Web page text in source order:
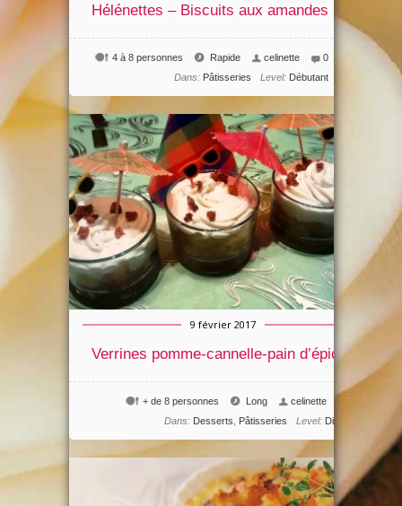
Hélénettes – Biscuits aux amandes
0
celinette
Rapide
4 à 8 personnes
Level: Débutant
Dans: Pâtisseries
9 février 2017
Verrines pomme-cannelle-pain d’épices
celinette
Long
+ de 8 personnes
Level: Difficile
Dans: Desserts Pâtisseries